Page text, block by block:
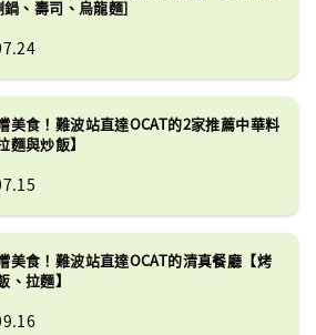
、壽司、烏龍麵]
美食！難波站直達OCAT的2家推薦中華料
麵與炒飯】
美食！難波站直達OCAT的清真餐廳【烤
、拉麵】